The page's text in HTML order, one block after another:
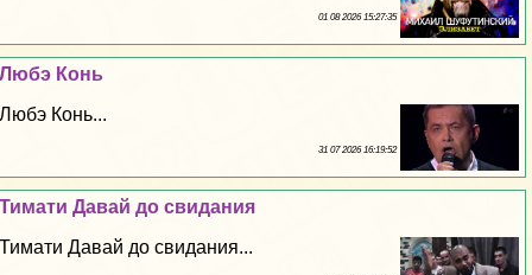
01 08 2026 15:27:35
Любэ Конь
Любэ Конь...
31 07 2026 16:19:52
Тимати Давай до свидания
Тимати Давай до свидания...